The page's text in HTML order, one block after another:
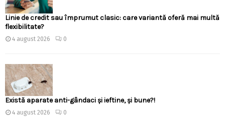
Linie de credit sau împrumut clasic: care variantă oferă mai multă
flexibilitate?
4 august 2026 0
Există aparate anti-gândaci și ieftine, și bune?!
4 august 2026 0